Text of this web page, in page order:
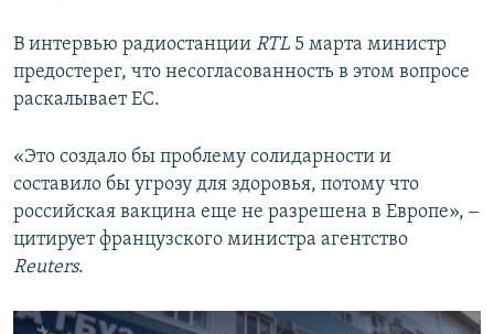
В интервью радиостанции RTL 5 марта министр
предостерег, что несогласованность в этом вопросе
раскалывает ЕС.
«Это создало бы проблему солидарности и
составило бы угрозу для здоровья, потому что
российская вакцина еще не разрешена в Европе», ‒
цитирует французского министра агентство
Reuters.